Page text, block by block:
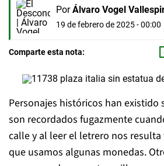
Por Álvaro Vogel
19 de febrero de 2025 - 00:00
Comparte esta nota:
Personajes históricos han existido
son recordados fugazmente
calle y al leer el letrero nos resulta
que usamos algunas monedas.